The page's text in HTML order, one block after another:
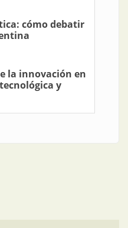
cómo debatir
la innovación en
y